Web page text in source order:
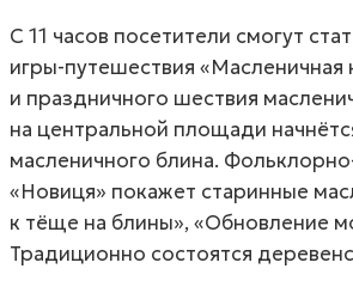
С 11 часов посетители смогут
игры-путешествия
и праздничного шествия
на центральной площади
масленичного блина.
«Новиця» покажет старинные
к тёще на блины», «Обновление
Традиционно состоятся